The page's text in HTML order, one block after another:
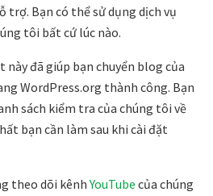
trợ. Bạn có thể sử dụng dịch vụ
tôi bất cứ lúc nào.
này đã giúp bạn chuyển blog của
WordPress.org thành công. Bạn
sách kiểm tra của chúng tôi về
bạn cần làm sau khi cài đặt
theo dõi kênhYouTube của chúng